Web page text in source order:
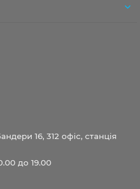
16, 312 офіс, станція
до 19.00